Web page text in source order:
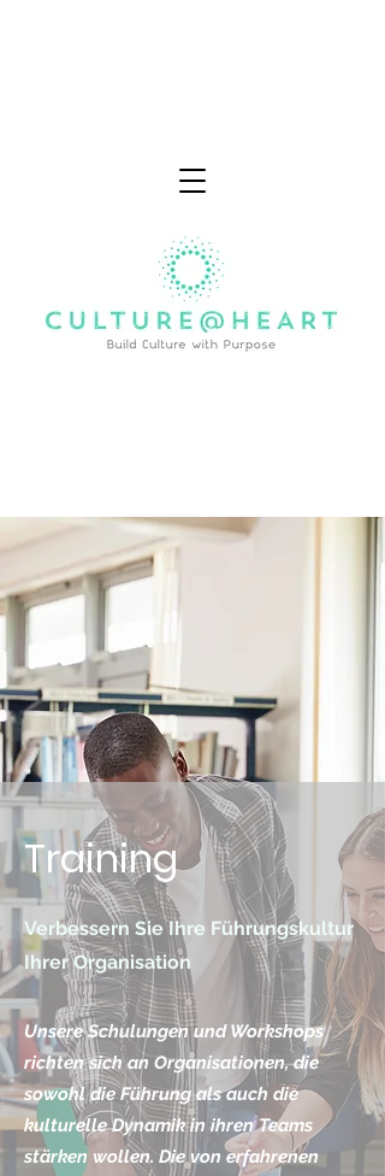
Training
Verbessern Sie Ihre Führungskultur
Ihrer Organisation
Unsere Schulungen und Workshops
richten sich an Organisationen, die
sowohl die Führung als auch die
kulturelle Dynamik in ihren Teams
stärken wollen. Die von erfahrenen